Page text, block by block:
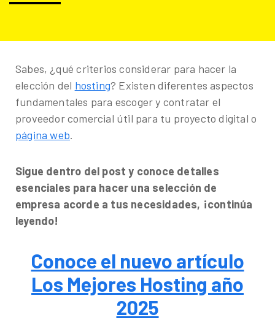
Sabes, ¿qué criterios considerar para hacer la
elección del hosting? Existen diferentes aspectos
fundamentales para escoger y contratar el
proveedor comercial útil para tu proyecto digital o
página web.
Sigue dentro del post y conoce detalles
esenciales para hacer una selección de
empresa acorde a tus necesidades, ¡continúa
leyendo!
Conoce el nuevo artículo
Los Mejores Hosting año
2025
agencia de marketing de performance.
Estamos aquí para ayudarte a crecer con estrategias
¿Te gustaría conocer nuestros servicios, ver el
catálogo de herramientas o agendar un diagnóstico
gratuito?